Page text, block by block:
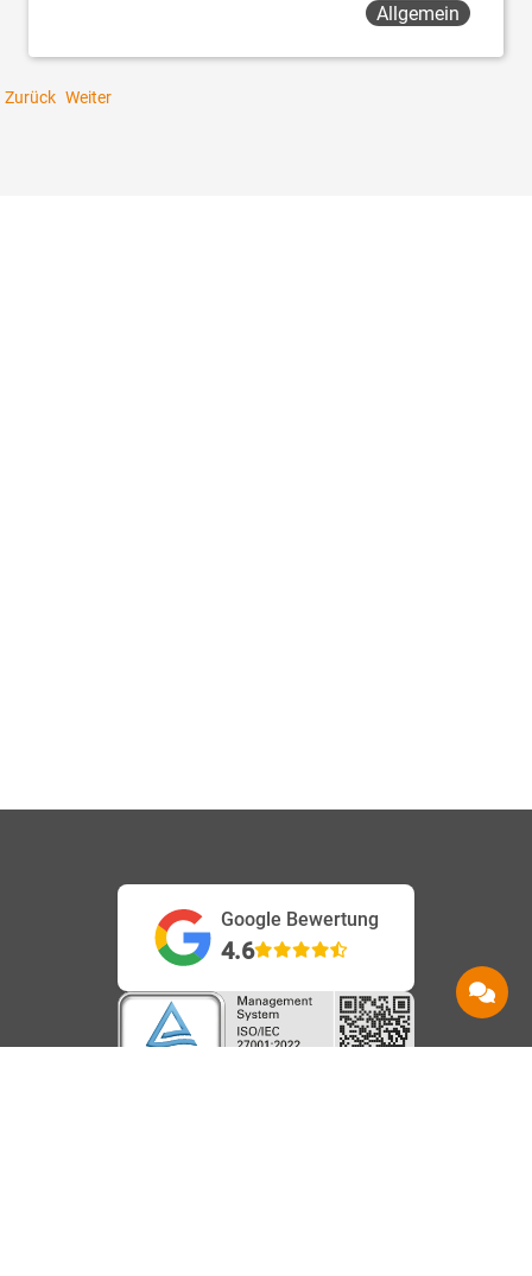
Allgemein
Zurück Weiter
Google Bewertung
4.6